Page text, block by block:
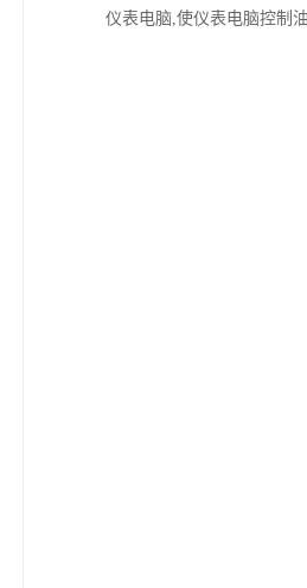
仪表电脑,使仪表电脑控制